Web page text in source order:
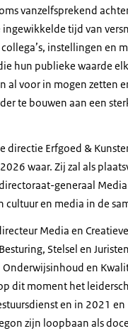
vanzelfsprekend
ingewikkelde tijd van
instellingen en
hun publieke waarde
al voor in mogen zetten
te bouwen aan een
directie Erfgoed &
waar. Zij zal als
generaal
en media in de
Media en
Stelsel en
en
dit moment het
en in 2021
zijn loopbaan als